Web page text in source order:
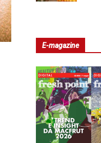
E-magazine